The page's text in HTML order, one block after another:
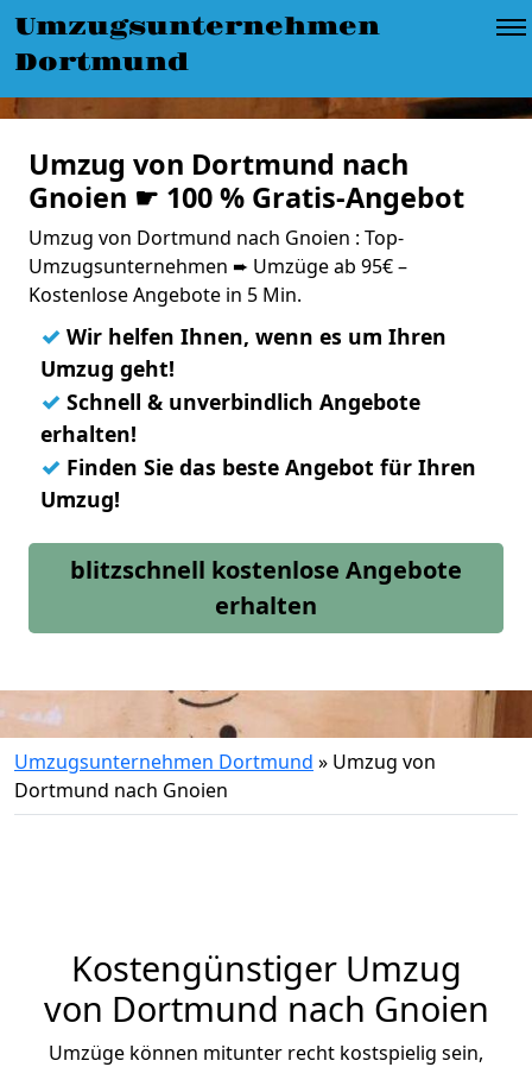
Umzugsunternehmen
Dortmund
Umzug von Dortmund nach
Gnoien ☛ 100 % Gratis-Angebot
Umzug von Dortmund nach Gnoien : Top-
Umzugsunternehmen ➨ Umzüge ab 95€ –
Kostenlose Angebote in 5 Min.
✓ Wir helfen Ihnen, wenn es um Ihren
Umzug geht!
✓ Schnell & unverbindlich Angebote
erhalten!
✓ Finden Sie das beste Angebot für Ihren
Umzug!
blitzschnell kostenlose Angebote
erhalten
Umzugsunternehmen Dortmund » Umzug von
Dortmund nach Gnoien
Kostengünstiger Umzug
von Dortmund nach Gnoien
Umzüge können mitunter recht kostspielig sein,